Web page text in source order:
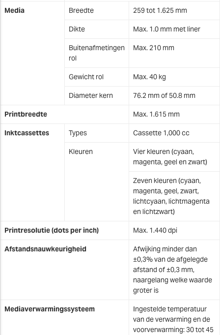
Media Breedte 259 tot 1.625 mm
Dikte Max. 1.0 mm met liner
Buitenafmetingen
rol
Max. 210 mm
Gewicht rol Max. 40 kg
Diameter kern 76.2 mm of 50.8 mm
Printbreedte Max. 1.615 mm
Inktcassettes Types Cassette 1,000 cc
Kleuren
Vier kleuren (cyaan,
magenta, geel en zwart)
Zeven kleuren (cyaan,
magenta, geel, zwart,
lichtcyaan, lichtmagenta
en lichtzwart)
Printresolutie (dots per inch) Max. 1.440 dpi
Afstandsnauwkeurigheid
Afwijking minder dan
±0,3% van de afgelegde
afstand of ±0,3 mm,
naargelang welke waarde
groter is
Mediaverwarmingssysteem
Ingestelde temperatuur
van de verwarming en de
voorverwarming: 30 tot 45